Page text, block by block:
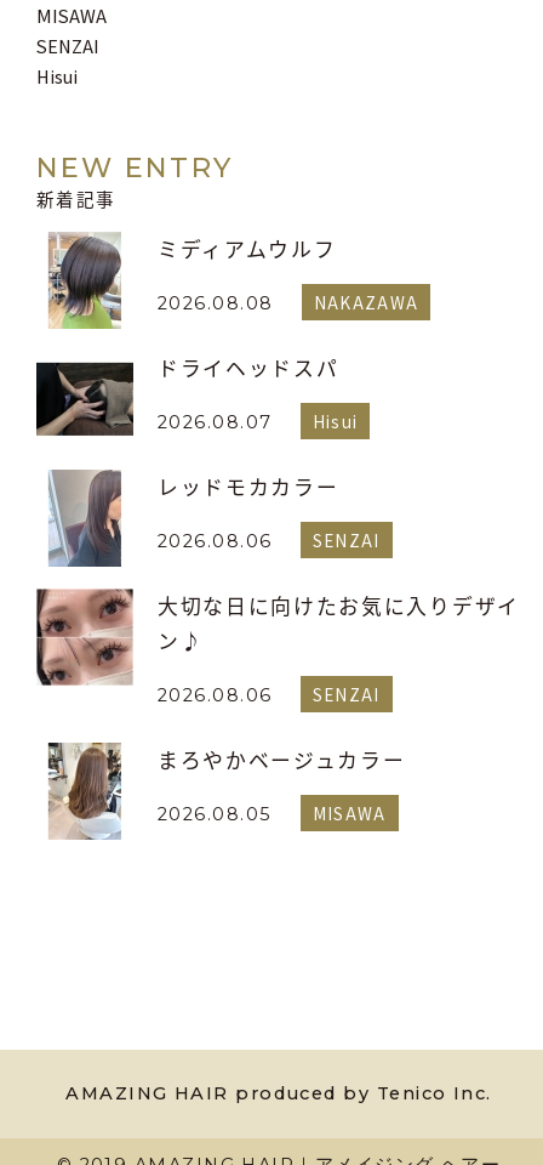
MISAWA
SENZAI
Hisui
NEW ENTRY
新着記事
ミディアムウルフ
2026.08.08 NAKAZAWA
ドライヘッドスパ
2026.08.07 Hisui
レッドモカカラー
2026.08.06 SENZAI
大切な日に向けたお気に入りデザイ
ン♪
2026.08.06 SENZAI
まろやかベージュカラー
2026.08.05 MISAWA
AMAZING HAIR produced by Tenico Inc.